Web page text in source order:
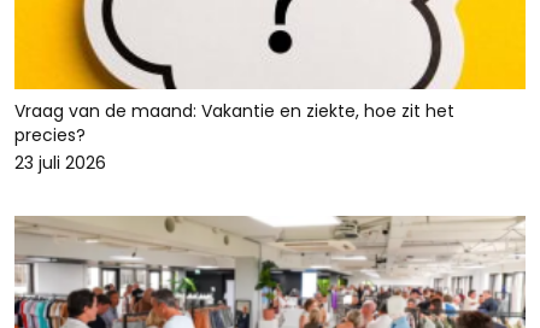
Vraag van de maand: Vakantie en ziekte, hoe zit het
precies?
23 juli 2026